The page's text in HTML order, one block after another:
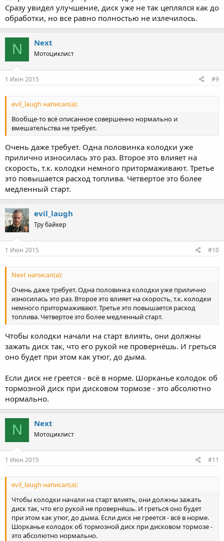
Сразу увидел улучшение, диск уже не так цеплялся как до
обработки, но все равно полностью не излечилось.
N Next
Мотоциклист
1 Июн 2015 #9
evil_laugh написал(а):
Вообще-то всё описанное совершенно нормально и
вмешательства не требует.
Очень даже требует. Одна половинка колодки уже
прилично износилась это раз. Второе это влияет на
скорость, т.к. колодки немного притормаживают. Третье
это повышается расход топлива. Четвертое это более
медленный старт.
evil_laugh
Тру байкер
1 Июн 2015 #10
Next написал(а):
Очень даже требует. Одна половинка колодки уже прилично
износилась это раз. Второе это влияет на скорость, т.к. колодки
немного притормаживают. Третье это повышается расход
топлива. Четвертое это более медленный старт.
Чтобы колодки начали на старт влиять, они должны
зажать диск так, что его рукой не провернёшь. И греться
оно будет при этом как утюг, до дыма.
Если диск не греется - всё в норме. Шорканье колодок об
тормозной диск при дисковом тормозе - это абсолютно
нормально.
N Next
Мотоциклист
1 Июн 2015 #11
evil_laugh написал(а):
Чтобы колодки начали на старт влиять, они должны зажать
диск так, что его рукой не провернёшь. И греться оно будет
при этом как утюг, до дыма. Если диск не греется - всё в норме.
Шорканье колодок об тормозной диск при дисковом тормозе -
это абсолютно нормально.